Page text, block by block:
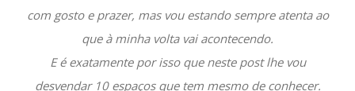
com gosto e prazer, mas vou estando sempre atenta ao
que à minha volta vai acontecendo.
E é exatamente por isso que neste post lhe vou
desvendar 10 espaços que tem mesmo de conhecer.